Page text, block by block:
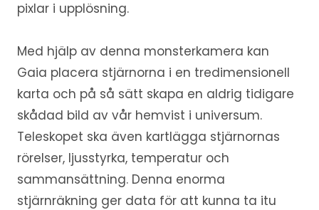
pixlar i upplösning.
Med hjälp av denna monsterkamera kan
Gaia placera stjärnorna i en tredimensionell
karta och på så sätt skapa en aldrig tidigare
skådad bild av vår hemvist i universum.
Teleskopet ska även kartlägga stjärnornas
rörelser, ljusstyrka, temperatur och
sammansättning. Denna enorma
stjärnräkning ger data för att kunna ta itu